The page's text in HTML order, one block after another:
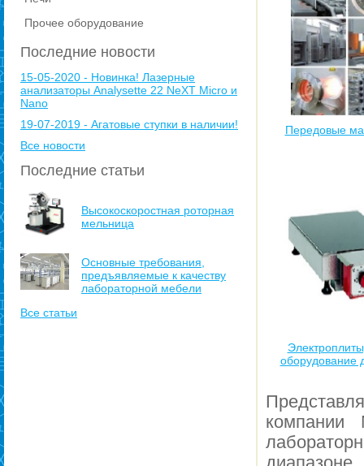
Прочее оборудование
Последние новости
15-05-2020 - Новинка! Лазерные
анализаторы Analysette 22 NeXT Micro и
Nano
19-07-2019 - Агатовые ступки в наличии!
Все новости
Последние статьи
Высокоскоростная роторная
мельница
Основные требования,
предъявляемые к качеству
лабораторной мебели
Все статьи
Передовые
оборудование
компании